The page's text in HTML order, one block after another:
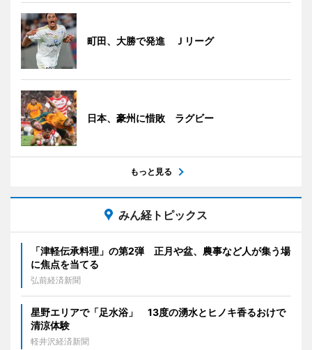
町田、大勝で発進 Ｊリーグ
日本、豪州に惜敗 ラグビー
もっと見る
みん経トピックス
「津軽伝承料理」の第2弾 正月や盆、農事など人が集う場
に焦点を当てる
弘前経済新聞
星野エリアで「足水浴」 13度の湧水とヒノキ香るおけで
清涼体験
軽井沢経済新聞